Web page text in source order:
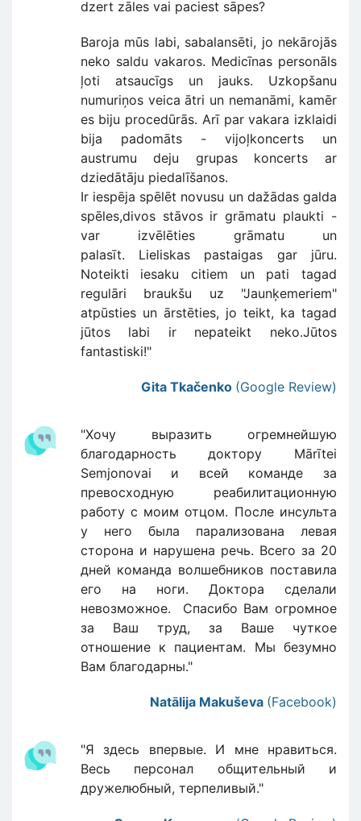
dzert zāles vai paciest sāpes?
Baroja mūs labi, sabalansēti, jo nekārojās
neko saldu vakaros. Medicīnas personāls
ļoti atsaucīgs un jauks. Uzkopšanu
numuriņos veica ātri un nemanāmi, kamēr
es biju procedūrās. Arī par vakara izklaidi
bija padomāts - vijoļkoncerts un
austrumu deju grupas koncerts ar
dziedātāju piedalīšanos.
Ir iespēja spēlēt novusu un dažādas galda
spēles,divos stāvos ir grāmatu plaukti -
var izvēlēties grāmatu un
palasīt. Lieliskas pastaigas gar jūru.
Noteikti iesaku citiem un pati tagad
regulāri braukšu uz "Jaunķemeriem"
atpūsties un ārstēties, jo teikt, ka tagad
jūtos labi ir nepateikt neko.Jūtos
fantastiski!"
Gita Tkačenko (Google Review)
"Хочу выразить огремнейшую
благодарность доктору Mārītei
Semjonovai и всей команде за
превосходную реабилитационную
работу с моим отцом. После инсульта
у него была парализована левая
сторона и нарушена речь. Всего за 20
дней команда волшебников поставила
его на ноги. Доктора сделали
невозможное. Спасибо Вам огромное
за Ваш труд, за Ваше чуткое
отношение к пациентам. Мы безумно
Вам благодарны."
Natālija Makuševa (Facebook)
"Я здесь впервые. И мне нравиться.
Весь персонал общительный и
дружелюбный, терпеливый."